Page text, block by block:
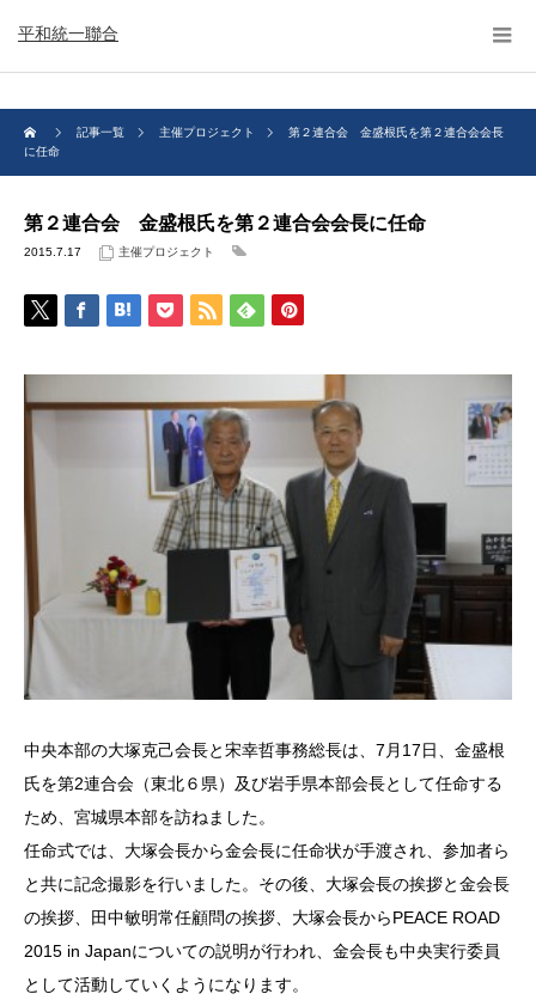
平和統一聯合
記事一覧 主催プロジェクト
第２連合会 金盛根氏を第２連合会会長
に任命
第２連合会 金盛根氏を第２連合会会長に任命
2015.7.17 主催プロジェクト
中央本部の大塚克己会長と宋幸哲事務総長は、7月17日、金盛根
氏を第2連合会（東北６県）及び岩手県本部会長として任命する
ため、宮城県本部を訪ねました。
任命式では、大塚会長から金会長に任命状が手渡され、参加者ら
と共に記念撮影を行いました。その後、大塚会長の挨拶と金会長
の挨拶、田中敏明常任顧問の挨拶、大塚会長からPEACE ROAD
2015 in Japanについての説明が行われ、金会長も中央実行委員
として活動していくようになります。